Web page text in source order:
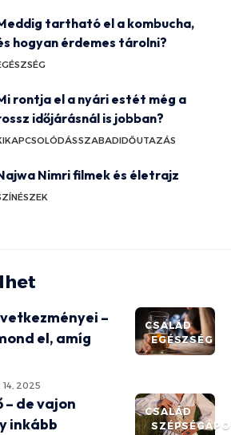
tartható el a kombucha,
hogyan érdemes tárolni?
rontja el a nyári estét még a
időjárásnál is jobban?
SZABADIDŐUTAZÁS
Nimri filmek és életrajz
CSALÁD
EGÉSZSÉG
–
el, amíg
14, 2025
CSALÁD
de vajon
inkább